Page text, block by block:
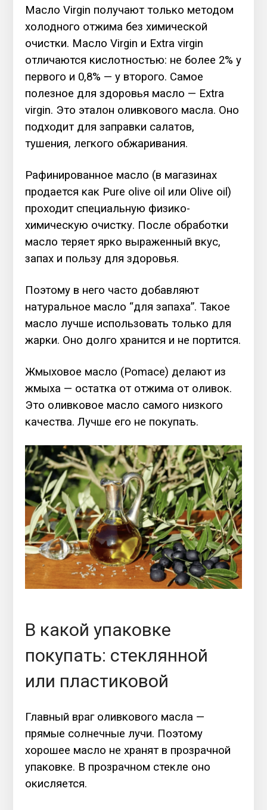
Масло Virgin получают только методом
холодного отжима без химической
очистки. Масло Virgin и Extra virgin
отличаются кислотностью: не более 2% у
первого и 0,8% — у второго. Самое
полезное для здоровья масло — Extra
virgin. Это эталон оливкового масла. Оно
подходит для заправки салатов,
тушения, легкого обжаривания.
Рафинированное масло (в магазинах
продается как Pure olive oil или Olive oil)
проходит специальную физико-
химическую очистку. После обработки
масло теряет ярко выраженный вкус,
запах и пользу для здоровья.
Поэтому в него часто добавляют
натуральное масло “для запаха”. Такое
масло лучше использовать только для
жарки. Оно долго хранится и не портится.
Жмыховое масло (Pomace) делают из
жмыха — остатка от отжима от оливок.
Это оливковое масло самого низкого
качества. Лучше его не покупать.
В какой упаковке
покупать: стеклянной
или пластиковой
Главный враг оливкового масла —
прямые солнечные лучи. Поэтому
хорошее масло не хранят в прозрачной
упаковке. В прозрачном стекле оно
окисляется.